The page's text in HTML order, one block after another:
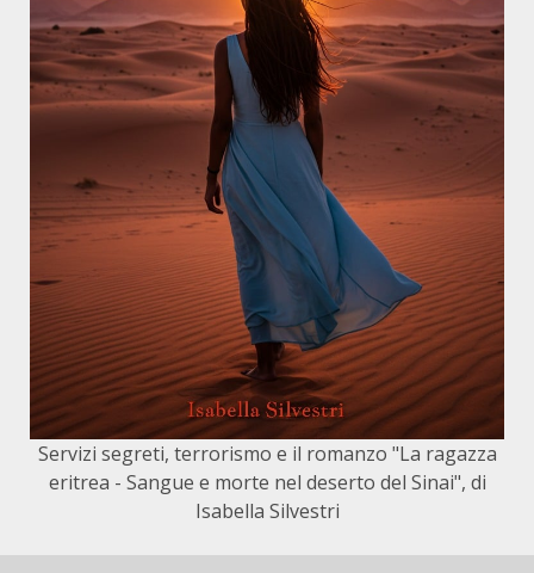
Servizi segreti, terrorismo e il romanzo "La ragazza
eritrea - Sangue e morte nel deserto del Sinai", di
Isabella Silvestri